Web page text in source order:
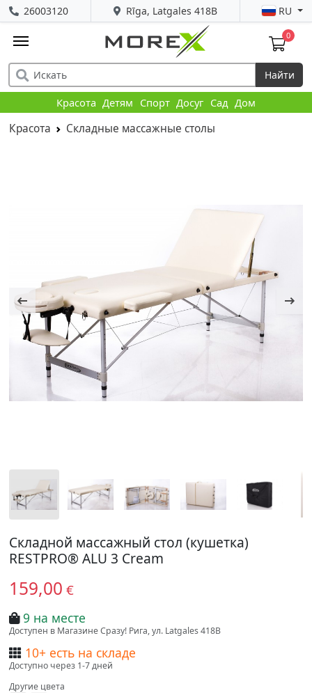
Rīga, Latgales 418B
26003120 RU
0
Найти
Красота Детям Спорт Досуг Сад Дом
Красота Складные массажные столы
Складной массажный стол (кушетка)
RESTPRO® ALU 3 Cream
159,00 €
9 на месте
Доступен в Магазине Сразу! Рига, ул. Latgales 418B
10+ есть на складе
Доступно через 1-7 дней
Другие цвета